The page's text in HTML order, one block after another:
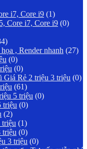
i7, Core i9 (1)
Core i7, Core i9 (0)
, Render nhanh (27)
(0)
(0)
Rẻ 2 triệu 3 triệu (0)
(61)
5 triệu (0)
triệu (0)
(2)
(1)
triệu (0)
3 triệu (0)